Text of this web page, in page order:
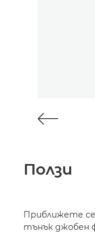
Ползи
Приближете
тънък джобен